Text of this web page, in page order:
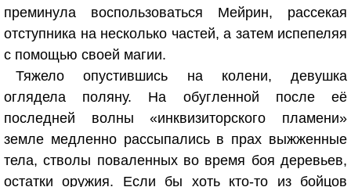
преминула воспользоваться Мейрин, рассекая
отступника на несколько частей, а затем испепеляя
с помощью своей магии.
Тяжело опустившись на колени, девушка
оглядела поляну. На обугленной после её
последней волны «инквизиторского пламени»
земле медленно рассыпались в прах выжженные
тела, стволы поваленных во время боя деревьев,
остатки оружия. Если бы хоть кто-то из бойцов